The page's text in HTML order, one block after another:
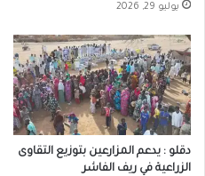
يوليو 29, 2026
دقلو : يدعم المزارعين بتوزيع التقاوى
الزراعية في ريف الفاشر